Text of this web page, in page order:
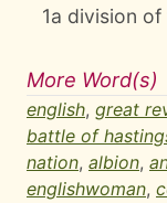
1a division of
More Word(s)
english, great
battle of
nation, albion,
englishwoman,